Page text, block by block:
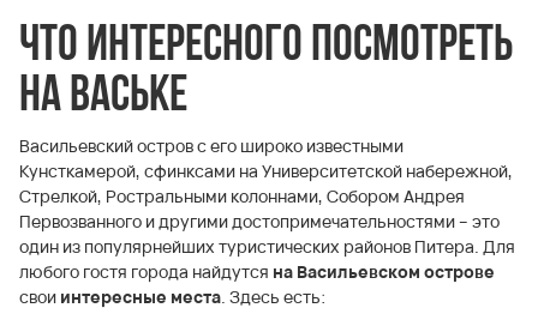
Что интересного посмотреть
на Ваське
Васильевский остров с его широко известными
Кунсткамерой, сфинксами на Университетской набережной,
Стрелкой, Ростральными колоннами, Собором Андрея
Первозванного и другими достопримечательностями – это
один из популярнейших туристических районов Питера. Для
любого гостя города найдутся на Васильевском острове
свои интересные места. Здесь есть: